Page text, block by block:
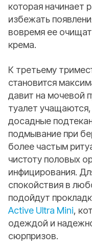
которая начинает
избежать
вовремя ее
крема.
К третьему
становится
давит на мочевой
туалет
досадные
подмывание при
более частым
чистоту половых
инфицирования.
спокойствия в
подойдут
Active Ultra Mini,
одеждой и
сюрпризов.